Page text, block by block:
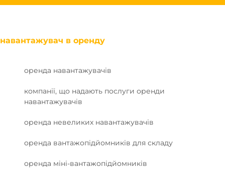
навантажувач в оренду
оренда навантажувачів
компанії, що надають послуги оренди
навантажувачів
оренда невеликих навантажувачів
оренда вантажопідйомників для складу
оренда міні-вантажопідйомників